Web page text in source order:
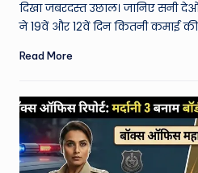
n
T
h
e
W
दिखा जबरदस्त उछाल। जानिए सनी
ने 19वें और 12वें दिन कितनी कमाई की।
Read More